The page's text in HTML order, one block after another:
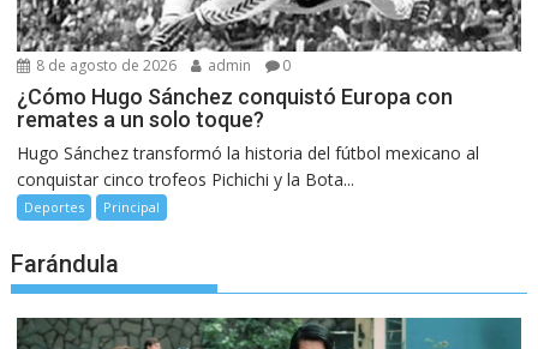
8 de agosto de 2026 admin 0
¿Cómo Hugo Sánchez conquistó Europa con
remates a un solo toque?
Hugo Sánchez transformó la historia del fútbol mexicano al
conquistar cinco trofeos Pichichi y la Bota...
Deportes Principal
Farándula